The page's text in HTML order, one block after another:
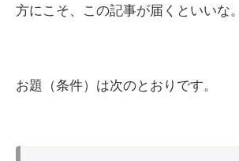
方にこそ、この記事が届くといいな
お題（条件）は次のとおりです。